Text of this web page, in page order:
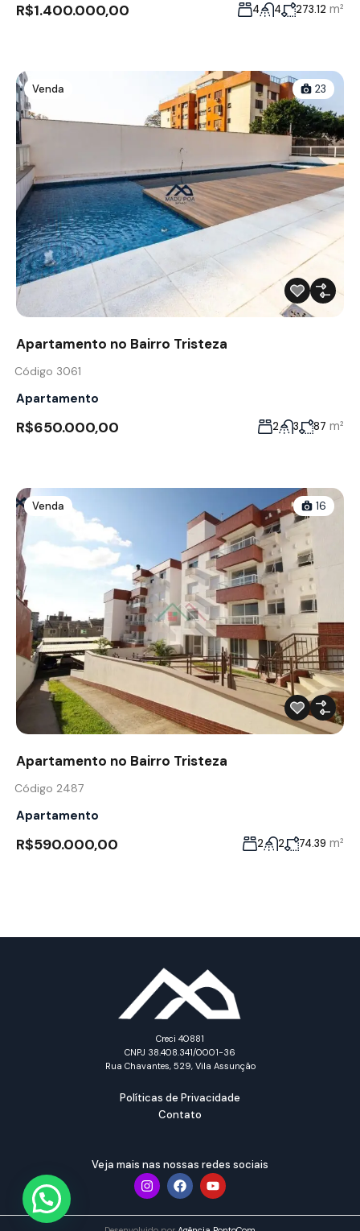
R$1.400.000,00 4 4 273.12 m²
Venda 23
Apartamento no Bairro Tristeza
Código 3061
Apartamento
R$650.000,00 2 3 87 m²
Venda 16
Apartamento no Bairro Tristeza
Código 2487
Apartamento
R$590.000,00 2 2 74.39 m²
Creci 40881
CNPJ 38.408.341/0001-36
Rua Chavantes, 529, Vila Assunção
Políticas de Privacidade
Contato
Veja mais nas nossas redes sociais